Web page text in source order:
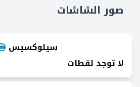
صور الشاشات
سيلوكسيس
لا توجد لقطات